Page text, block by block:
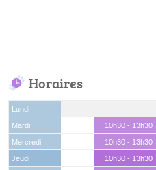
Horaires
Lundi
Mardi
10h30 - 13h30
Mercredi
10h30 - 13h30
Jeudi
10h30 - 13h30